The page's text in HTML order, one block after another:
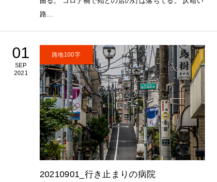
路...
01
SEP
2021
路地100字
20210901_行き止まりの病院